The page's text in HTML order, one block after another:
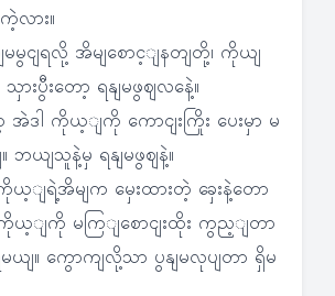
လား။
ငျရလို့ အိမျစောင့ျနတျတို့၊ ကိုယျ
ားပွီးတော့ ရနျမဖွဈလနေဲ့။
အဲဒါ ကိုယ့ျကို ကောငျးကြိုး ပေးမှာ မ
ဘယျသူနဲ့မှ ရနျမဖွဈနဲ့။
ယ့ျရဲ့အိမျက မှေးထားတဲ့ ခှေးနဲ့တော
ကိုယ့ျကို မကြျစောငျးထိုး ကွည့ျတာ
ယျ။ ကွောကျလို့သာ ပွနျမလုပျတာ ရှိမ